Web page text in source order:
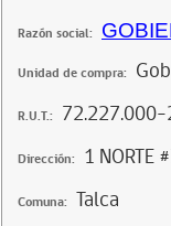
Razón social:
Unidad de compra:
R.U.T.:
Dirección: 1 NORTE
Comuna: Talca